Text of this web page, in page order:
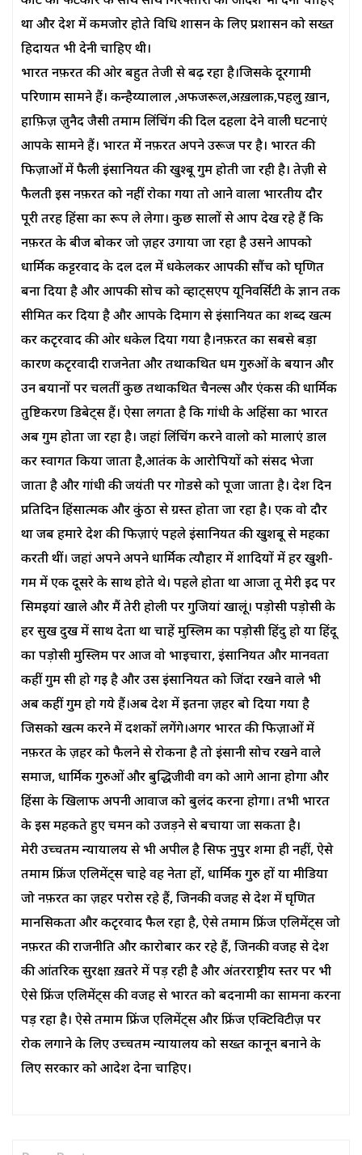
था और देश में कमजोर होते विधि शासन के लिए प्रशासन को सख्त
हिदायत भी देनी चाहिए थी।
भारत नफ़रत की ओर बहुत तेजी से बढ़ रहा है।जिसके दूरगामी
परिणाम सामने हैं। कन्हैय्यालाल ,अफजरूल,अख़लाक़,पहलु ख़ान,
हाफ़िज़ ज़ुनैद जैसी तमाम लिंचिंग की दिल दहला देने वाली घटनाएं
आपके सामने हैं। भारत में नफ़रत अपने उरूज पर है। भारत की
फिज़ाओं में फैली इंसानियत की खुश्बू गुम होती जा रही है। तेज़ी से
फैलती इस नफ़रत को नहीं रोका गया तो आने वाला भारतीय दौर
पूरी तरह हिंसा का रूप ले लेगा। कुछ सालों से आप देख रहे हैं कि
नफ़रत के बीज बोकर जो ज़हर उगाया जा रहा है उसने आपको
धार्मिक कट्टरवाद के दल दल में धकेलकर आपकी सौंच को घृणित
बना दिया है और आपकी सोच को व्हाट्सएप यूनिवर्सिटी के ज्ञान तक
सीमित कर दिया है और आपके दिमाग से इंसानियत का शब्द खत्म
कर कटृरवाद की ओर धकेल दिया गया है।नफ़रत का सबसे बड़ा
कारण‌ कटृरवादी राजनेता और तथाकथित धर्म गुरुओं के बयान और
उन बयानों पर चलतीं कुछ तथाकथित चैनल्स और एंकर्स की धार्मिक
तुष्टिकरण डिबेट्स हैं। ऐसा लगता है कि गांधी के अहिंसा का भारत
अब गुम होता जा रहा है। जहां लिंचिंग करने वालो को मालाएं डाल
कर स्वागत किया जाता है,आतंक के आरोपियों को संसद भेजा
जाता है और गांधी की जयंती पर गोडसे को पूजा जाता है। देश दिन
प्रतिदिन हिंसात्मक और कुंठा से ग्रस्त होता जा रहा है। एक वो दौर
था जब हमारे देश की फिज़ाएं पहले इंसानियत की खुशबू से महका
करती थीं। जहां अपने अपने धार्मिक त्यौहार में शादियों में हर खुशी-
गम में एक दूसरे के साथ होते थे। पहले होता था आजा तू मेरी ईद पर
सिमईयां खाले और मैं तेरी होली पर गुजियां खालूं। पड़ोसी पड़ोसी के
हर सुख दुख में साथ देता था चाहें मुस्लिम का पड़ोसी हिंदु हो या हिंदू
का पड़ोसी मुस्लिम पर आज वो भाईचारा, इंसानियत और मानवता
कहीं गुम सी हो गई है और उस इंसानियत को जिंदा रखने वाले भी
अब कहीं गुम हो गये हैं।अब देश में इतना ज़हर बो दिया गया है
जिसको खत्म करने में दशकों लगेंगे।अगर भारत की फिज़ाओं में
नफ़रत के ज़हर को फैलने से रोकना है तो इंसानी सोच रखने वाले
समाज, धार्मिक गुरुओं और बुद्धिजीवी वर्ग को आगे आना होगा और
हिंसा के खिलाफ अपनी आवाज‌ को बुलंद करना होगा। तभी भारत
के इस महकते हुए चमन को उजड़ने से बचाया जा सकता है।
मेरी उच्चतम न्यायालय से भी अपील है सिर्फ नुपुर शर्मा ही नहीं, ऐसे
तमाम फ्रिंज एलिमेंट्स चाहे वह नेता हों, धार्मिक गुरु हों या मीडिया
जो नफ़रत का ज़हर परोस रहे हैं, जिनकी वजह से देश में घृणित
मानसिकता और कटृरवाद फैल रहा है, ऐसे तमाम फ्रिंज एलिमेंट्स जो
नफ़रत की राजनीति और कारोबार कर रहे हैं, जिनकी वजह से देश
की आंतरिक सुरक्षा ख़तरे में पड़ रही है और अंतरराष्ट्रीय स्तर पर भी
ऐसे फ्रिंज एलिमेंट्स की वजह से भारत को बदनामी का सामना करना
पड़ रहा है। ऐसे तमाम फ्रिंज एलिमेंट्स और फ्रिंज एक्टिविटीज़ पर
रोक लगाने के लिए उच्चतम न्यायालय को सख्त कानून बनाने के
लिए सरकार को आदेश देना चाहिए।